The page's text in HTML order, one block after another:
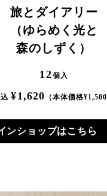
旅とダイアリー
（ゆらめく光と
森のしずく）
12個入
¥1,620 （本体価格¥1,500
ンショップはこちら